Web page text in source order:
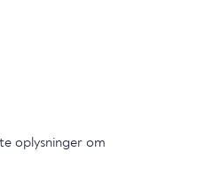
oplysninger om